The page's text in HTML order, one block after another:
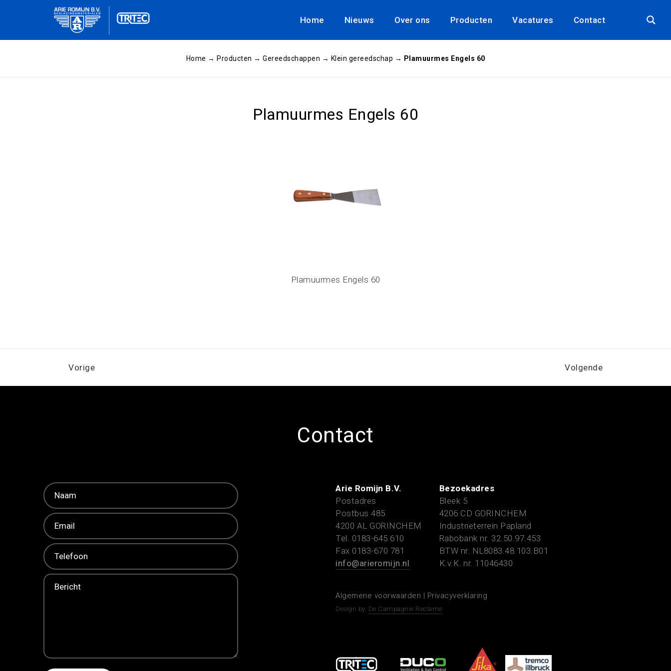
Home Nieuws Over ons Producten Vacatures Contact
Home → Producten → Gereedschappen → Klein gereedschap → Plamuurmes Engels 60
Plamuurmes Engels 60
Plamuurmes Engels 60
Vorige Volgende
Contact
Arie Romijn B.V.
Postadres
Postbus 485
4200 AL GORINCHEM
Tel. 0183-645 610
Fax 0183-670 781
info@arieromijn.nl
Bezoekadres
Bleek 5
4206 CD GORINCHEM
Industrieterrein Papland
Rabobank nr. 32.50.97.453
BTW nr. NL8083.48.103.B01
K.v.K. nr. 11046430
Algemene voorwaarden | Privacyverklaring
Design by: De Campagnie Reclame